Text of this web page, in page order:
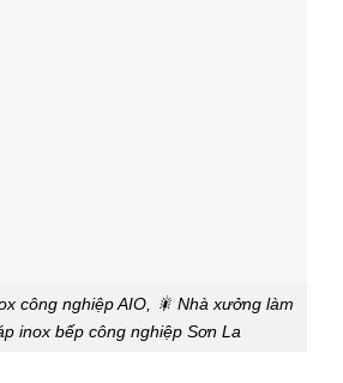
công nghiệp AIO, 🎇 Nhà xưởng làm
inox bếp công nghiệp Sơn La